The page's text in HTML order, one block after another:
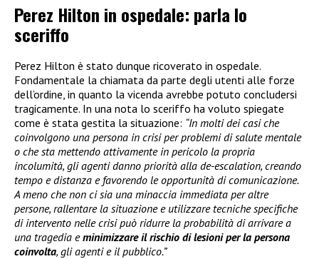
Perez Hilton in ospedale: parla lo
sceriffo
Perez Hilton è stato dunque ricoverato in ospedale.
Fondamentale la chiamata da parte degli utenti alle forze
dell’ordine, in quanto la vicenda avrebbe potuto concludersi
tragicamente. In una nota lo sceriffo ha voluto spiegate
come è stata gestita la situazione: “In molti dei casi che
coinvolgono una persona in crisi per problemi di salute mentale
o che sta mettendo attivamente in pericolo la propria
incolumità, gli agenti danno priorità alla de-escalation, creando
tempo e distanza e favorendo le opportunità di comunicazione.
A meno che non ci sia una minaccia immediata per altre
persone, rallentare la situazione e utilizzare tecniche specifiche
di intervento nelle crisi può ridurre la probabilità di arrivare a
una tragedia eminimizzare il rischio di lesioni per la persona
coinvolta, gli agenti e il pubblico.”